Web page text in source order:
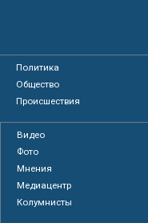
Политика
Общество
Происшествия
Видео
Фото
Мнения
Медиацентр
Колумнисты